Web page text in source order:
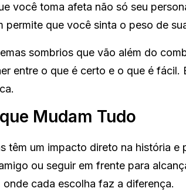
você toma afeta não só seu
permite que você sinta o peso de
sombrios que vão além do
entre o que é certo e o que é
Mudam Tudo
têm um impacto direto na história
ou seguir em frente para
onde cada escolha faz a diferença.